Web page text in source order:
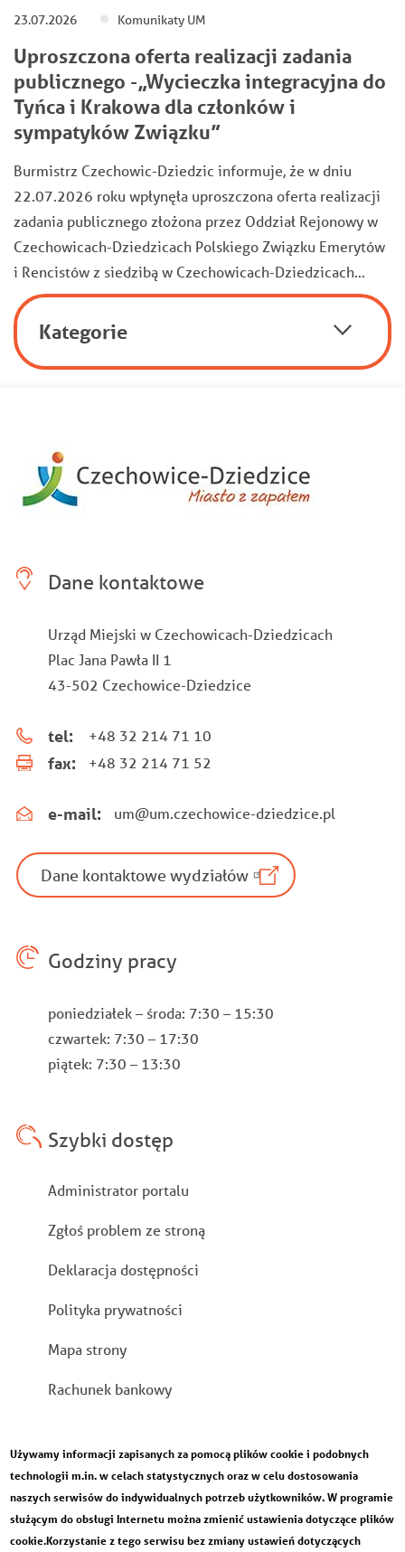
23.07.2026 Komunikaty UM
Uproszczona oferta realizacji zadania
publicznego -„Wycieczka integracyjna do
Tyńca i Krakowa dla członków i
sympatyków Związku”
Burmistrz Czechowic-Dziedzic informuje, że w dniu
22.07.2026 roku wpłynęła uproszczona oferta realizacji
zadania publicznego złożona przez Oddział Rejonowy w
Czechowicach-Dziedzicach Polskiego Związku Emerytów
i Rencistów z siedzibą w Czechowicach-Dziedzicach…
Kategorie
Dane kontaktowe
Urząd Miejski w Czechowicach-Dziedzicach
Plac Jana Pawła II 1
43-502 Czechowice-Dziedzice
tel: +48 32 214 71 10
fax: +48 32 214 71 52
e-mail: um@um.czechowice-dziedzice.pl
Dane kontaktowe wydziałów
Godziny pracy
poniedziałek – środa: 7:30 – 15:30
czwartek: 7:30 – 17:30
piątek: 7:30 – 13:30
Szybki dostęp
Stopka
Administrator portalu
Zgłoś problem ze stroną
Deklaracja dostępności
Polityka prywatności
Mapa strony
Rachunek bankowy
Używamy informacji zapisanych za pomocą plików cookie i podobnych
technologii m.in. w celach statystycznych oraz w celu dostosowania
naszych serwisów do indywidualnych potrzeb użytkowników. W programie
służącym do obsługi Internetu można zmienić ustawienia dotyczące plików
cookie.Korzystanie z tego serwisu bez zmiany ustawień dotyczących